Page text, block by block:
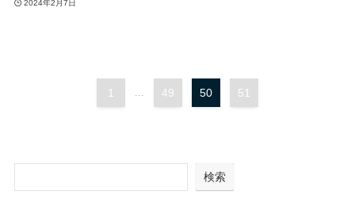
2024年2月7日
1 ... 49 50 51
検索